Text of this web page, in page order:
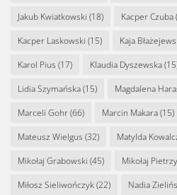
Jakub Kwiatkowski (18) Kacper Czuba
Kacper Laskowski (15) Kaja
Karol Pius (17) Klaudia Dyszewska
Lidia Szymańska(15) Magdalena
Marceli Gohr(66) Marcin Makara(15)
Mateusz Wielgus (32) Matylda
Mikołaj Grabowski (45) Mikołaj
Miłosz Sieliwończyk(22) Nadia